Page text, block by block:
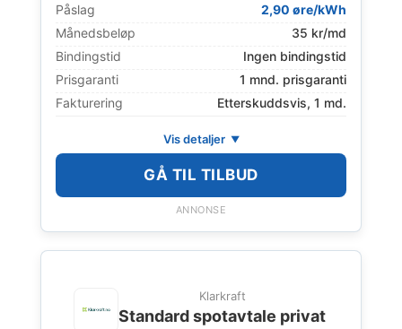
Påslag
2,90 øre/kWh
Månedsbeløp
35 kr/md
Bindingstid
Ingen bindingstid
Prisgaranti
1 mnd. prisgaranti
Fakturering
Etterskuddsvis, 1 md.
Vis detaljer
GÅ TIL TILBUD
ANNONSE
Klarkraft
Standard spotavtale privat